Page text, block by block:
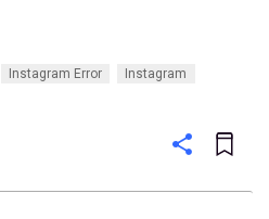
Instagram Error Instagram